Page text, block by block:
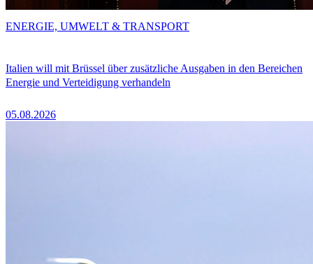
Italien will mit Brüssel über zusätzliche Ausgaben in den Bereichen
Energie und Verteidigung verhandeln
05.08.2026
ENERGIE, UMWELT & TRANSPORT